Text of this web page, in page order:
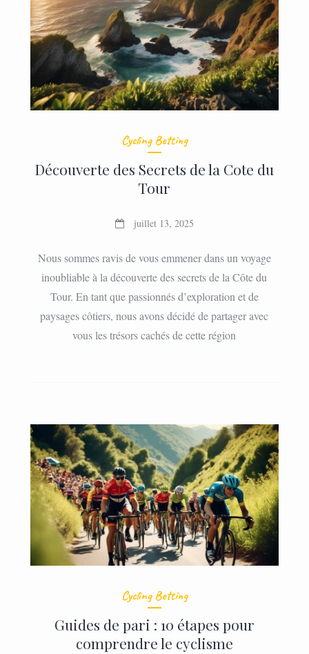
Cycling Betting
Découverte des Secrets de la Cote du
Tour
juillet 13, 2025
Nous sommes ravis de vous emmener dans un voyage
inoubliable à la découverte des secrets de la Côte du
Tour. En tant que passionnés d’exploration et de
paysages côtiers, nous avons décidé de partager avec
vous les trésors cachés de cette région
Cycling Betting
Guides de pari : 10 étapes pour
comprendre le cyclisme